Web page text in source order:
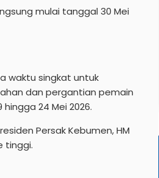
mulai tanggal 30 Mei
waktu singkat untuk
dan pergantian pemain
24 Mei 2026.
Persak Kebumen, HM
tinggi.